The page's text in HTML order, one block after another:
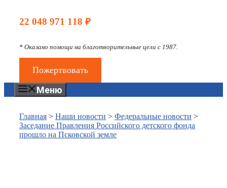
22 048 971 118 ₽
* Оказано помощи на благотворительные цели с 1987.
Пожертвовать
Меню
Главная > Наши новости > Федеральные новости >
Заседание Правления Российского детского фонда
прошло на Псковской земле